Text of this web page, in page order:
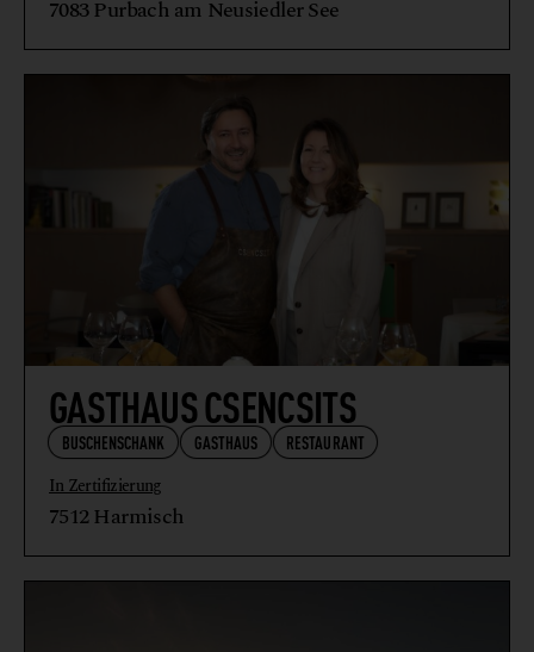
7083 Purbach am Neusiedler See
GASTHAUS CSENCSITS
BUSCHENSCHANK GASTHAUS RESTAURANT
In Zertifizierung
7512 Harmisch